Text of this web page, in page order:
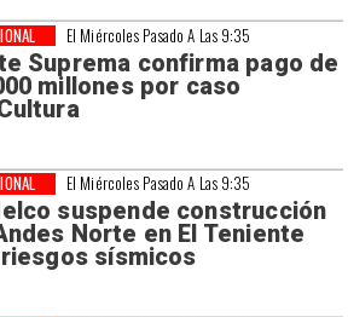
El Miércoles Pasado A Las 9:35
Suprema confirma pago de
millones por caso
El Miércoles Pasado A Las 9:35
suspende construcción
Norte en El Teniente
sísmicos